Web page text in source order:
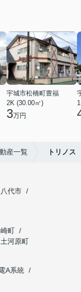
宇城市松橋町豊福
2K (30.00㎡)
3万円
産一覧 トリノス
八代市
町
土河原町
A系統